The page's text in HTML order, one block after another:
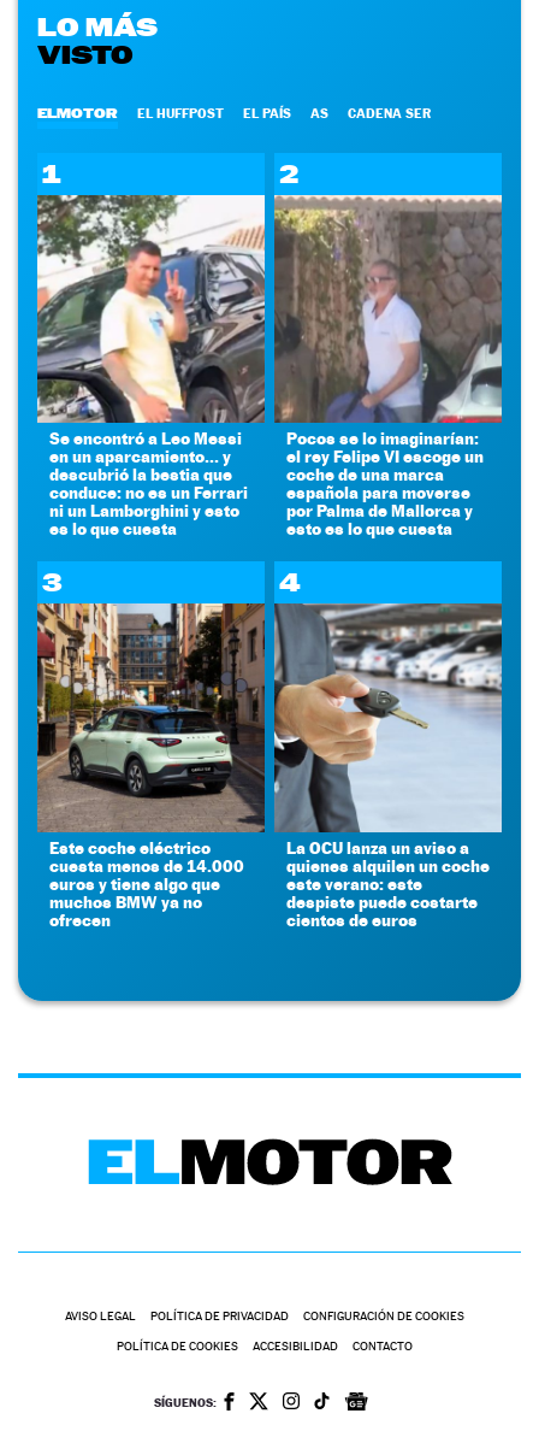
LO MÁS
VISTO
ELMOTOR EL HUFFPOST EL PAÍS AS CADENA SER
1
Se encontró a Leo Messi
en un aparcamiento... y
descubrió la bestia que
conduce: no es un Ferrari
ni un Lamborghini y esto
es lo que cuesta
2
Pocos se lo imaginarían:
el rey Felipe VI escoge un
coche de una marca
española para moverse
por Palma de Mallorca y
esto es lo que cuesta
3
Este coche eléctrico
cuesta menos de 14.000
euros y tiene algo que
muchos BMW ya no
ofrecen
4
La OCU lanza un aviso a
quienes alquilen un coche
este verano: este
despiste puede costarte
cientos de euros
AVISO LEGAL POLÍTICA DE PRIVACIDAD CONFIGURACIÓN DE COOKIES
POLÍTICA DE COOKIES ACCESIBILIDAD CONTACTO
SÍGUENOS: